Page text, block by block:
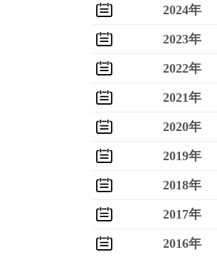
2024年
2023年
2022年
2021年
2020年
2019年
2018年
2017年
2016年